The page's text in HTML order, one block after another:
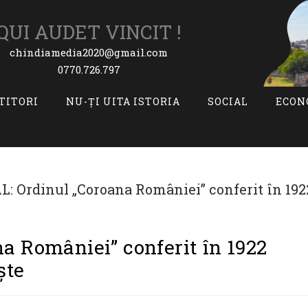
AUDET VINCIT !
chindiamedia2020@gmail.com
0770.726.797
NU-ȚI UITA ISTORIA SOCIAL
României” conferit în 1922